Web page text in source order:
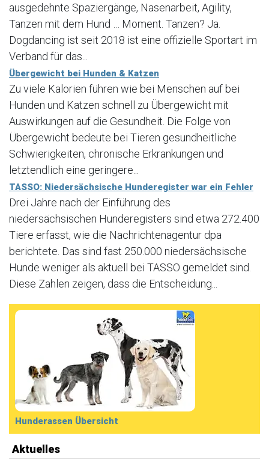
ausgedehnte Spaziergänge, Nasenarbeit, Agility,
Tanzen mit dem Hund … Moment. Tanzen? Ja.
Dogdancing ist seit 2018 ist eine offizielle Sportart im
Verband für das...
Übergewicht bei Hunden & Katzen
Zu viele Kalorien führen wie bei Menschen auf bei
Hunden und Katzen schnell zu Übergewicht mit
Auswirkungen auf die Gesundheit. Die Folge von
Übergewicht bedeute bei Tieren gesundheitliche
Schwierigkeiten, chronische Erkrankungen und
letztendlich eine geringere...
TASSO: Niedersächsische Hunderegister war ein Fehler
Drei Jahre nach der Einführung des
niedersächsischen Hunderegisters sind etwa 272.400
Tiere erfasst, wie die Nachrichtenagentur dpa
berichtete. Das sind fast 250.000 niedersächsische
Hunde weniger als aktuell bei TASSO gemeldet sind.
Diese Zahlen zeigen, dass die Entscheidung...
Hunderassen Übersicht
Aktuelles